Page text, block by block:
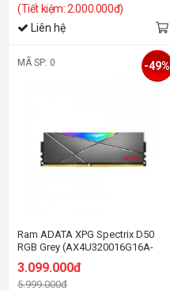
(Tiết kiệm: 2.000.000đ)
Liên hệ
MÃ SP: 0
Ram ADATA XPG Spectrix D50
RGB Grey (AX4U320016G16A-
ST50) 16GB (1x16GB) DDR4
3200MHz
3.099.000đ
5.999.000đ
-49%